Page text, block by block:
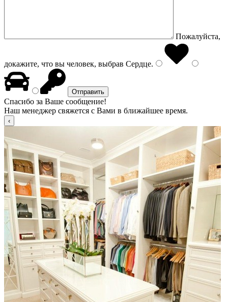
Пожалуйста,
докажите, что вы человек, выбрав Сердце.
Спасибо за Ваше сообщение!
Наш менеджер свяжется с Вами в ближайшее время.